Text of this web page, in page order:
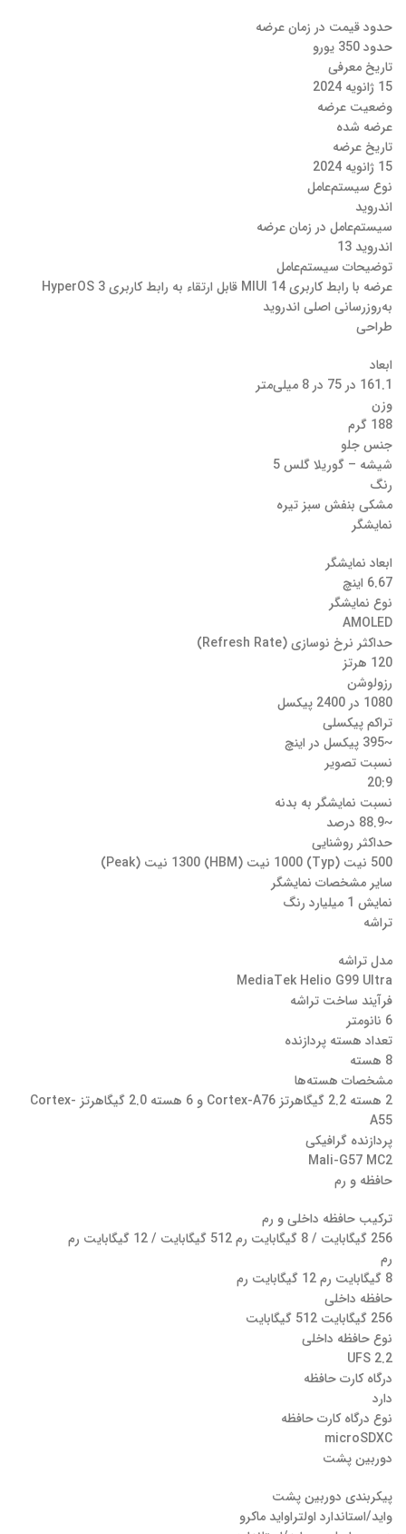
حدود قیمت در زمان عرضه
حدود 350 یورو
تاریخ معرفی
15 ژانویه 2024
وضعیت عرضه
عرضه شده
تاریخ عرضه
15 ژانویه 2024
نوع سیستم‌عامل
اندروید
سیستم‌عامل در زمان عرضه
اندروید 13
توضیحات سیستم‌عامل
عرضه با رابط کاربری MIUI 14 قابل ارتقاء به رابط کاربری HyperOS 3
به‌روزرسانی اصلی اندروید
طراحی
ابعاد
161.1 در 75 در 8 میلی‌متر
وزن
188 گرم
جنس جلو
شیشه – گوریلا گلس 5
رنگ
مشکی بنفش سبز تیره
نمایشگر
ابعاد نمایشگر
6.67 اینچ
نوع نمایشگر
AMOLED
حداکثر نرخ نوسازی (Refresh Rate)
120 هرتز
رزولوشن
1080 در 2400 پیکسل
تراکم پیکسلی
~395 پیکسل در اینچ
نسبت تصویر
20:9
نسبت نمایشگر به بدنه
~88.9 درصد
حداکثر روشنایی
500 نیت (Typ) 1000 نیت (HBM) 1300 نیت (Peak)
سایر مشخصات نمایشگر
نمایش 1 میلیارد رنگ
تراشه
مدل تراشه
MediaTek Helio G99 Ultra
فرآیند ساخت تراشه
6 نانومتر
تعداد هسته پردازنده
8 هسته
مشخصات هسته‌ها
2 هسته 2.2 گیگاهرتز Cortex-A76 و 6 هسته 2.0 گیگاهرتز Cortex-
A55
پردازنده گرافیکی
Mali-G57 MC2
حافظه و رم
ترکیب حافظه داخلی و رم
256 گیگابایت / 8 گیگابایت رم 512 گیگابایت / 12 گیگابایت رم
رم
8 گیگابایت رم 12 گیگابایت رم
حافظه داخلی
256 گیگابایت 512 گیگابایت
نوع حافظه داخلی
UFS 2.2
درگاه کارت حافظه
دارد
نوع درگاه کارت حافظه
microSDXC
دوربین پشت
پیکربندی دوربین پشت
واید/استاندارد اولتراواید ماکرو